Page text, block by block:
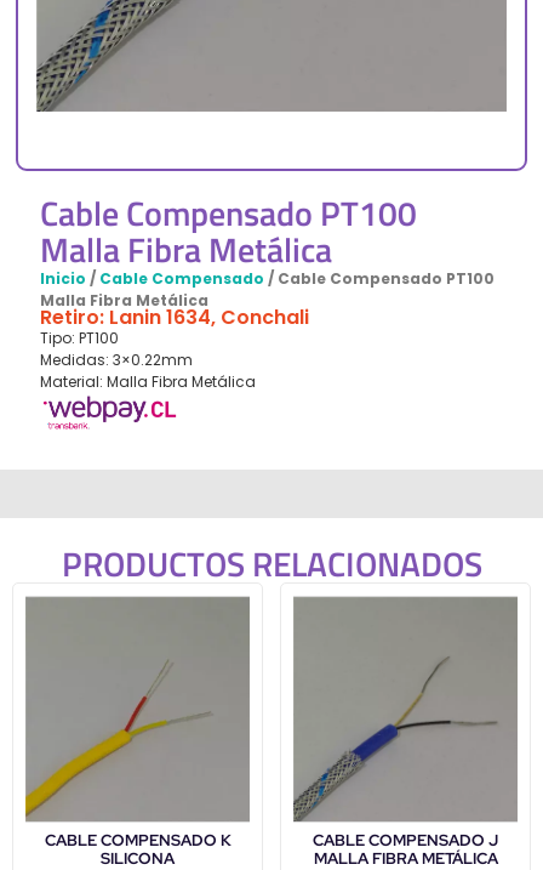
Cable Compensado PT100
Malla Fibra Metálica
Inicio / Cable Compensado / Cable Compensado PT100
Malla Fibra Metálica
Retiro: Lanin 1634, Conchali
Tipo: PT100
Medidas: 3×0.22mm
Material: Malla Fibra Metálica
PRODUCTOS RELACIONADOS
CABLE COMPENSADO K
SILICONA
CABLE COMPENSADO J
MALLA FIBRA METÁLICA